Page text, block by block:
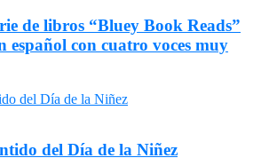
de libros “Bluey Book Reads”
español con cuatro voces muy
del Día de la Niñez